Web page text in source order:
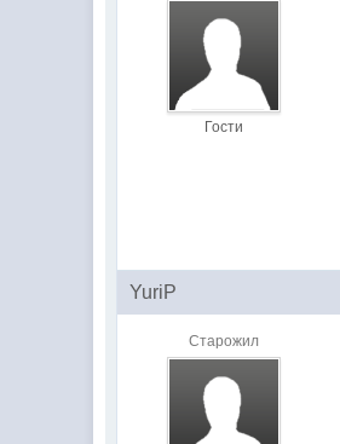
Гости
YuriP
Старожил